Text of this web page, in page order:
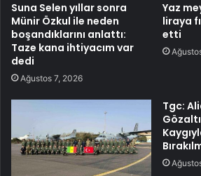
Suna Selen yıllar sonra
Münir Özkul ile neden
boşandıklarını anlattı:
Taze kana ihtiyacım var
dedi
Ağustos 7, 2026
Yaz
liraya
etti
Tgc: